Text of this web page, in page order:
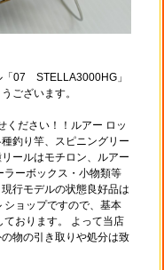
07 STELLA3000HG」
ございます。
ください！！ルアー ロッ
釣り竿、スピニングリー
ールはモチロン、ルアー
ラーボックス・小物類等
行モデルの状態良好品は
ョップですので、基本
おります。 よって当店
物の引き取りや処分は致